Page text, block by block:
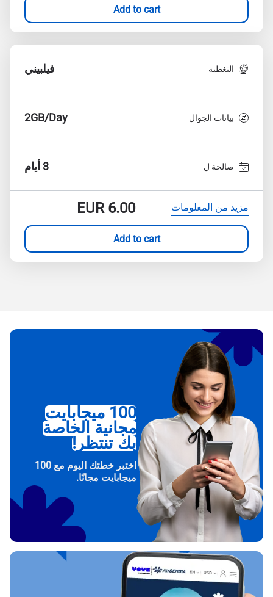
Add to cart
التغطية فيلبيني
بيانات الجوال 2GB/Day
صالحة ل 3 أيام
مزيد من المعلومات EUR6.00
Add to cart
100 ميجابايت
مجانية الخاصة
بك تنتظر!
اختبر خطتك اليوم مع 100
ميجابايت مجانًا.